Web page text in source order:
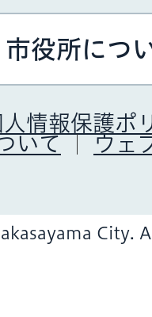
市役所につ
人情報保護ポ
いて
ウェ
City.